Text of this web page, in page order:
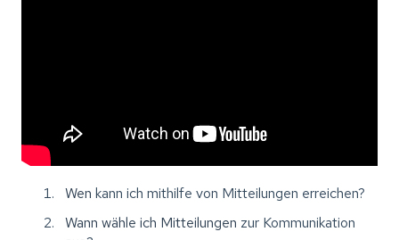
Wen kann ich mithilfe von Mitteilungen erreichen?
Wann wähle ich Mitteilungen zur Kommunikation